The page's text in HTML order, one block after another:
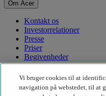
Om Acer
Kontakt os
Investorrelationer
Presse
Priser
Begivenheder
Bæredygtighed
Bæredygtighed
Vi bruger cookies til at
navigation på webstedet, til at